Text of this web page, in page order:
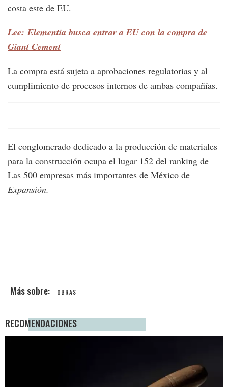
costa este de EU.
Lee: Elementia busca entrar a EU con la compra de
Giant Cement
La compra está sujeta a aprobaciones regulatorias y al
cumplimiento de procesos internos de ambas compañías.
El conglomerado dedicado a la producción de materiales
para la construcción ocupa el lugar 152 del ranking de
Las 500 empresas más importantes de México de
Expansión.
OBRAS
RECOMENDACIONES